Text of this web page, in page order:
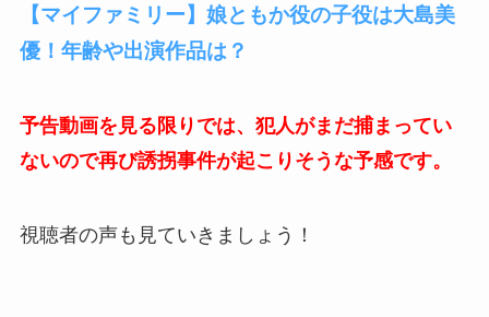
【マイファミリー】娘ともか役の子役は大島美
優！年齢や出演作品は？
予告動画を見る限りでは、犯人がまだ捕まってい
ないので再び誘拐事件が起こりそうな予感です。
視聴者の声も見ていきましょう！